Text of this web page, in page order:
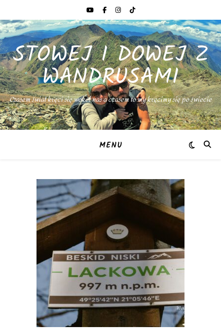
STOWEJ I DOWEJ Z
WANDRUSAMI
Czasem świat kręci się wokół nas a czasem to my kręcimy się po świecie
MENU